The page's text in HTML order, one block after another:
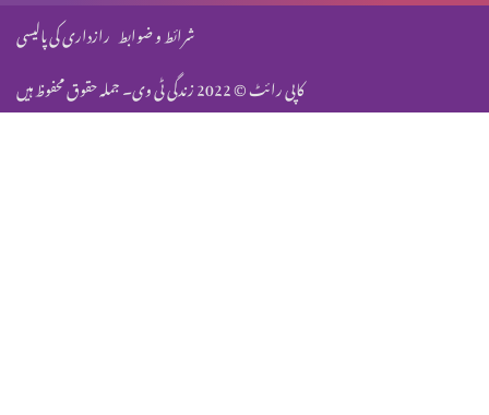
کاپی رائٹ © 2022 زندگی ٹی وی۔ جملہ حقوق محفوظ ہیں
شرائط و ضوابط رازداری کی پالیسی